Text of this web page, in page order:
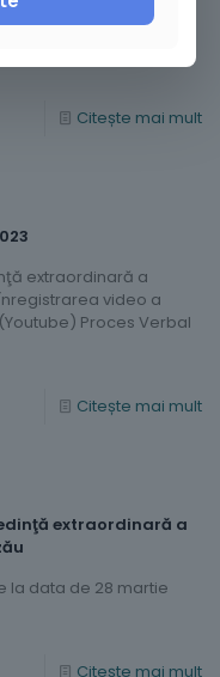
2. ÎNCADRARE ÎN
MOBILARE 1.500
Citește mai mult
extraordinară a
video a
Proces Verbal
Citește mai mult
extraordinară a
la data de 28 martie
Citește mai mult